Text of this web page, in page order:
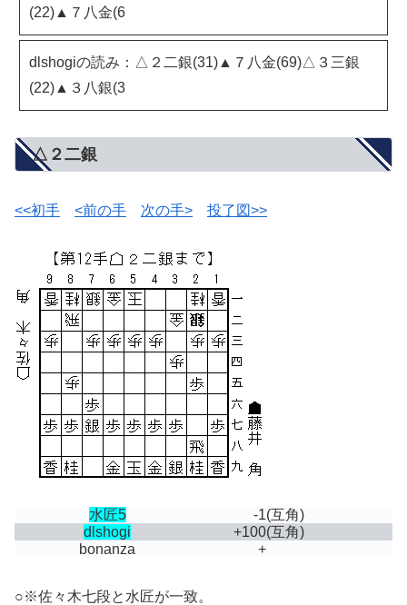
(22)▲７八金(6
dlshogiの読み：△２二銀(31)▲７八金(69)△３三銀
(22)▲３八銀(3
△２二銀
<<初手 <前の手 次の手> 投了図>>
水匠5 -1(互角)
dlshogi
+100(互角)
bonanza
+
○※佐々木七段と水匠が一致。